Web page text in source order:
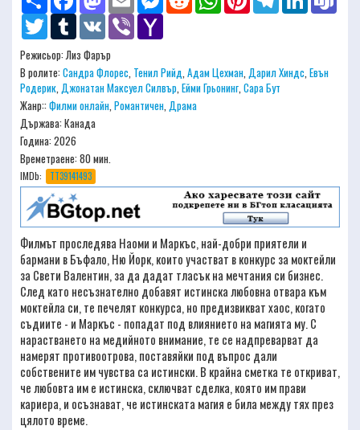
Twitter
Tumblr VK Viber
Режисьор:Лиз Фарър
В ролите:Сандра Флорес, Тенил Рийд,Адам Цехман,Дарил Хиндс,Евън
Родерик,Джонатан Максуел Силвър,Ейми Грьонинг,Сара Бут
Жанр::Филми онлайн,Романтичен,Драма
Държава: Канада
Година: 2026
Времетраене:80 мин.
IMDb: TT39141493
Филмът проследява Наоми и Маркъс, най-добри приятели и
бармани в Бъфало, Ню Йорк, които участват в конкурс за моктейли
за Свети Валентин, за да дадат тласък на мечтания си бизнес.
След като несъзнателно добавят истинска любовна отвара към
моктейла си, те печелят конкурса, но предизвикват хаос, когато
съдиите - и Маркъс - попадат под влиянието на магията му. С
нарастването на медийното внимание, те се надпреварват да
намерят противоотрова, поставяйки под въпрос дали
собствените им чувства са истински. В крайна сметка те откриват,
че любовта им е истинска, сключват сделка, която им прави
кариера, и осъзнават, че истинската магия е била между тях през
цялото време.